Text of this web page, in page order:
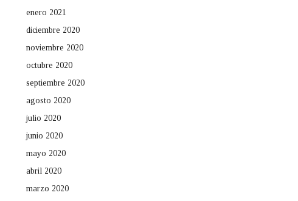
enero 2021
diciembre 2020
noviembre 2020
octubre 2020
septiembre 2020
agosto 2020
julio 2020
junio 2020
mayo 2020
abril 2020
marzo 2020